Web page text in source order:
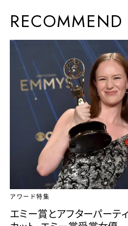
RECOMMEND
アワード特集
エミー賞とアフターパーテ